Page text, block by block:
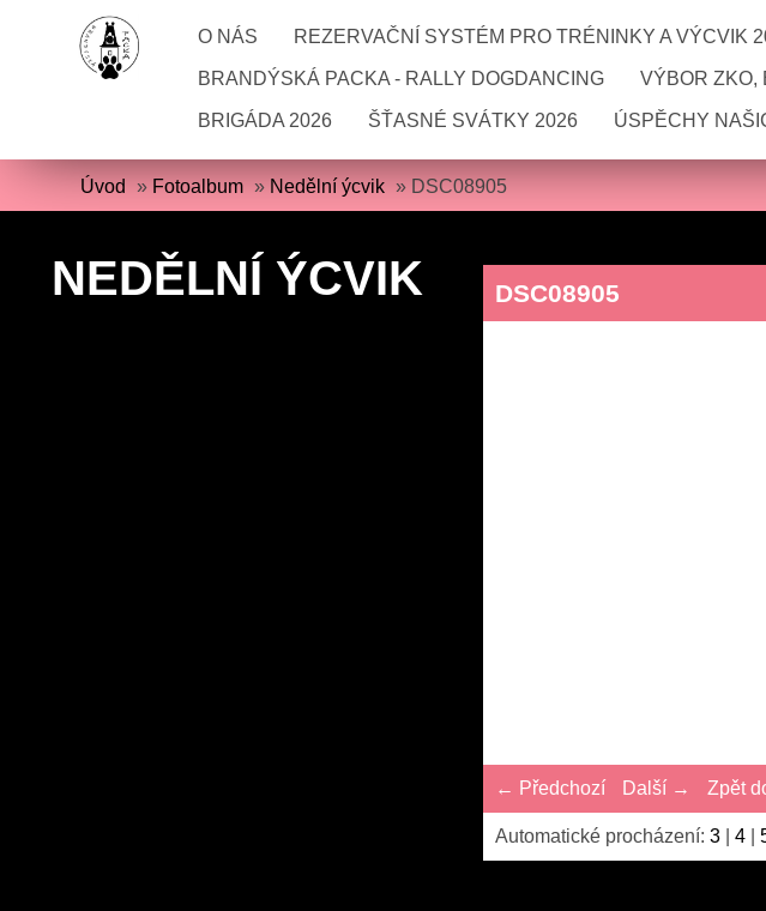
O NÁS REZERVAČNÍ SYSTÉM PRO TRÉNINKY A VÝCVIK
BRANDÝSKÁ PACKA - RALLY DOGDANCING VÝBOR ZKO,
BRIGÁDA 2026 ŠŤASNÉ SVÁTKY 2026 ÚSPĚCHY
Úvod » Fotoalbum » Nedělní ýcvik » DSC08905
NEDĚLNÍ ÝCVIK DSC08905
← Předchozí Další → Zpět
Automatické procházení:3 |4 |